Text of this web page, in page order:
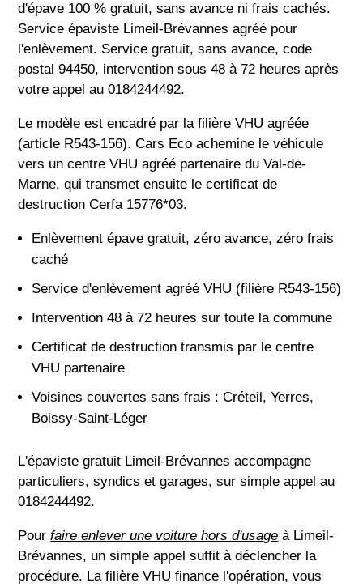
d'épave 100 % gratuit, sans avance ni frais cachés.
Service épaviste Limeil-Brévannes agréé pour
l'enlèvement. Service gratuit, sans avance, code
postal 94450, intervention sous 48 à 72 heures après
votre appel au 0184244492.
Le modèle est encadré par la filière VHU agréée
(article R543-156). Cars Eco achemine le véhicule
vers un centre VHU agréé partenaire du Val-de-
Marne, qui transmet ensuite le certificat de
destruction Cerfa 15776*03.
Enlèvement épave gratuit, zéro avance, zéro frais
caché
Service d'enlèvement agréé VHU (filière R543-156)
Intervention 48 à 72 heures sur toute la commune
Certificat de destruction transmis par le centre
VHU partenaire
Voisines couvertes sans frais : Créteil, Yerres,
Boissy-Saint-Léger
L'épaviste gratuit Limeil-Brévannes accompagne
particuliers, syndics et garages, sur simple appel au
0184244492.
Pourfaire enlever une voiture hors d'usage à Limeil-
Brévannes, un simple appel suffit à déclencher la
procédure. La filière VHU finance l'opération, vous